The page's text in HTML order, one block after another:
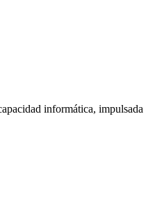
informática, impulsada